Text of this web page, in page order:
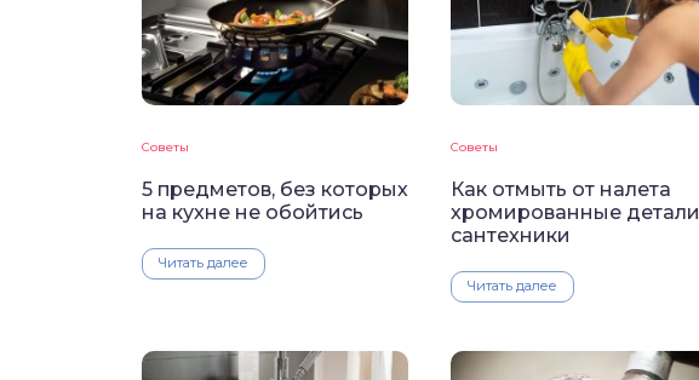
Советы
5 предметов, без которых
на кухне не обойтись
Читать далее
Советы
Как отмыть от налета
хромированные детали
сантехники
Читать далее